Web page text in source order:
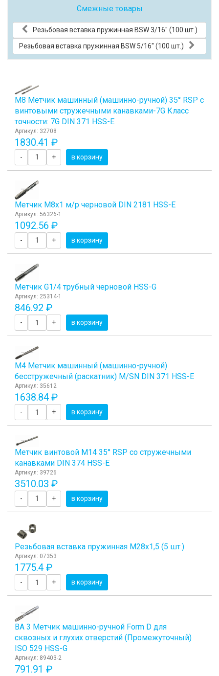
Смежные товары
Резьбовая вставка пружинная BSW 3/16" (100 шт.)
Резьбовая вставка пружинная BSW 5/16" (100 шт.)
М8 Метчик машинный (машинно-ручной) 35° RSP с
винтовыми стружечными канавками-7G Класс
точности: 7G DIN 371 HSS-E
Артикул: 32708
1830.41 ₽
- + в корзину
Метчик М8x1 м/р черновой DIN 2181 HSS-E
Артикул: 56326-1
1092.56 ₽
- + в корзину
Метчик G1/4 трубный черновой HSS-G
Артикул: 25314-1
846.92 ₽
- + в корзину
М4 Метчик машинный (машинно-ручной)
бесстружечный (раскатник) М/SN DIN 371 HSS-E
Артикул: 35612
1638.84 ₽
- + в корзину
Метчик винтовой M14 35° RSP со стружечными
канавками DIN 374 HSS-E
Артикул: 39726
3510.03 ₽
- + в корзину
Резьбовая вставка пружинная M28x1,5 (5 шт.)
Артикул: 07353
1775.4 ₽
- + в корзину
BA 3 Метчик машинно-ручной Form D для
сквозных и глухих отверстий (Промежуточный)
ISO 529 HSS-G
Артикул: 89403-2
791.91 ₽